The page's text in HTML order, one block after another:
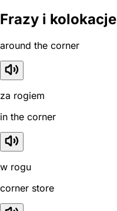
Frazy i kolokacje
around the corner
za rogiem
in the corner
w rogu
corner store